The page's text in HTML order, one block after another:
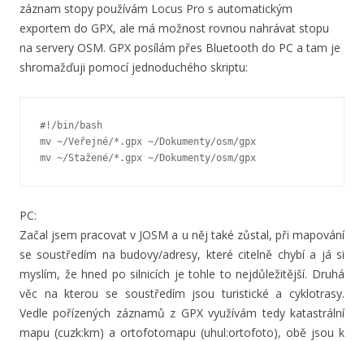
záznam stopy používám Locus Pro s automatickým
exportem do GPX, ale má možnost rovnou nahrávat stopu
na servery OSM. GPX posílám přes Bluetooth do PC a tam je
shromažďuji pomocí jednoduchého skriptu:
#!/bin/bash
mv ~/Veřejné/*.gpx ~/Dokumenty/osm/gpx
mv ~/Stažené/*.gpx ~/Dokumenty/osm/gpx
PC:
Začal jsem pracovat v JOSM a u něj také zůstal, při mapování
se soustředím na budovy/adresy, které citelně chybí a já si
myslím, že hned po silnicích je tohle to nejdůležitější. Druhá
věc na kterou se soustředím jsou turistické a cyklotrasy.
Vedle pořízených záznamů z GPX využívám tedy katastrální
mapu (cuzk:km) a ortofotomapu (uhul:ortofoto), obě jsou k